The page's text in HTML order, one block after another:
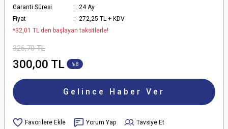
Garanti Süresi
24 Ay
Fiyat
272,25 TL + KDV
*32,01 TL den başlayan taksitlerle!
326,70 TL
300,00 TL %8
Gelince Haber Ver
Yorum Yap
Tavsiye Et